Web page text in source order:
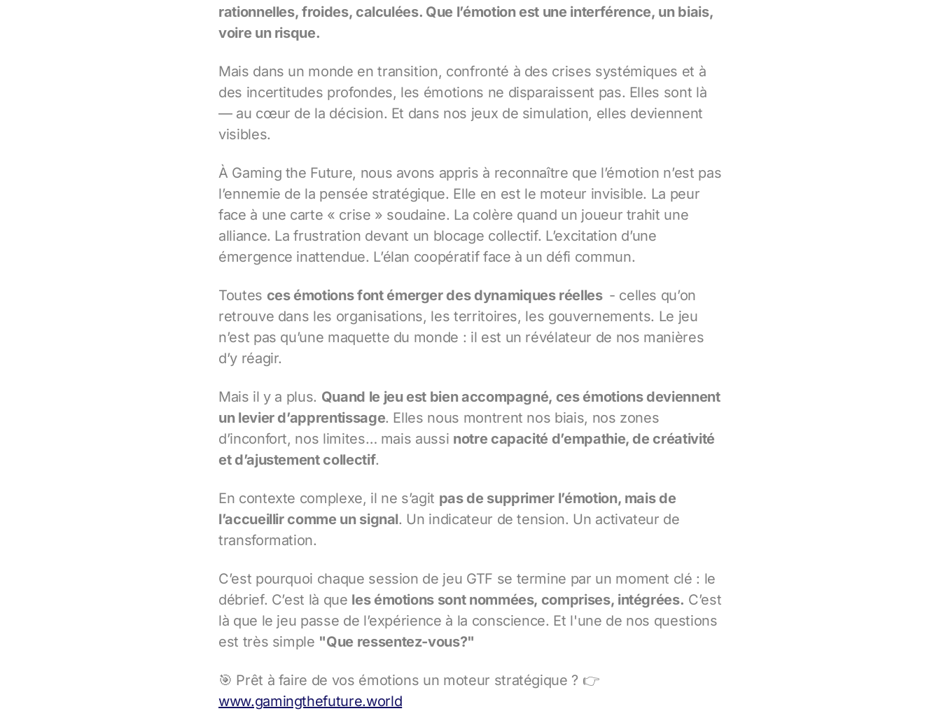
rationnelles, froides, calculées. Que l’émotion est une interférence, un biais,
voire un risque.
Mais dans un monde en transition, confronté à des crises systémiques et à
des incertitudes profondes, les émotions ne disparaissent pas. Elles sont là
— au cœur de la décision. Et dans nos jeux de simulation, elles deviennent
visibles.
À Gaming the Future, nous avons appris à reconnaître que l’émotion n’est pas
l’ennemie de la pensée stratégique. Elle en est le moteur invisible. La peur
face à une carte « crise » soudaine. La colère quand un joueur trahit une
alliance. La frustration devant un blocage collectif. L’excitation d’une
émergence inattendue. L’élan coopératif face à un défi commun.
Toutes ces émotions font émerger des dynamiques réelles - celles qu’on
retrouve dans les organisations, les territoires, les gouvernements. Le jeu
n’est pas qu’une maquette du monde : il est un révélateur de nos manières
d’y réagir.
Mais il y a plus. Quand le jeu est bien accompagné, ces émotions deviennent
un levier d’apprentissage. Elles nous montrent nos biais, nos zones
d’inconfort, nos limites… mais aussi notre capacité d’empathie, de créativité
et d’ajustement collectif.
En contexte complexe, il ne s’agit pas de supprimer l’émotion, mais de
l’accueillir comme un signal. Un indicateur de tension. Un activateur de
transformation.
C’est pourquoi chaque session de jeu GTF se termine par un moment clé : le
débrief. C’est là que les émotions sont nommées, comprises, intégrées. C’est
là que le jeu passe de l’expérience à la conscience. Et l'une de nos questions
est très simple "Que ressentez-vous?"
🎯 Prêt à faire de vos émotions un moteur stratégique ? 👉
www.gamingthefuture.world